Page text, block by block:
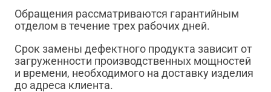
Обращения рассматриваются гарантийным
отделом в течение трех рабочих дней.
Срок замены дефектного продукта зависит от
загруженности производственных мощностей
и времени, необходимого на доставку изделия
до адреса клиента.